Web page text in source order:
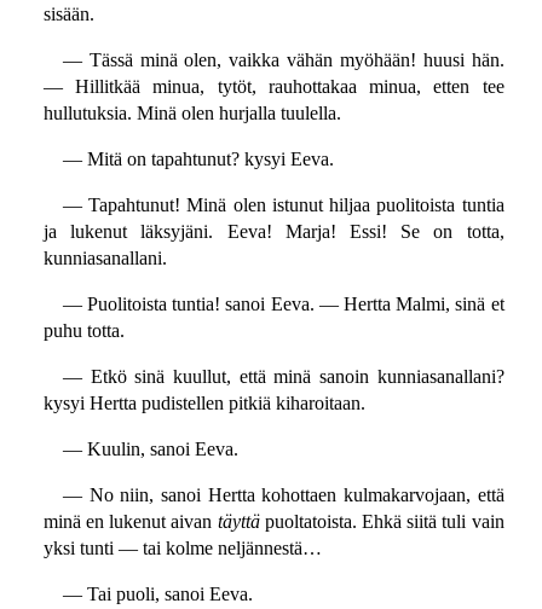
sisään.
— Tässä minä olen, vaikka vähän myöhään! huusi hän.
— Hillitkää minua, tytöt, rauhottakaa minua, etten tee
hullutuksia. Minä olen hurjalla tuulella.
— Mitä on tapahtunut? kysyi Eeva.
— Tapahtunut! Minä olen istunut hiljaa puolitoista tuntia
ja lukenut läksyjäni. Eeva! Marja! Essi! Se on totta,
kunniasanallani.
— Puolitoista tuntia! sanoi Eeva. — Hertta Malmi, sinä et
puhu totta.
— Etkö sinä kuullut, että minä sanoin kunniasanallani?
kysyi Hertta pudistellen pitkiä kiharoitaan.
— Kuulin, sanoi Eeva.
— No niin, sanoi Hertta kohottaen kulmakarvojaan, että
minä en lukenut aivan täyttäpuoltatoista. Ehkä siitä tuli vain
yksi tunti — tai kolme neljännestä…
— Tai puoli, sanoi Eeva.